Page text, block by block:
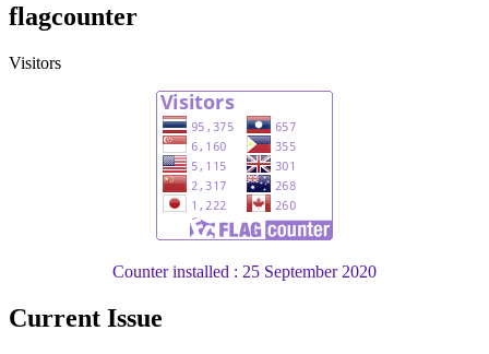
flagcounter
Visitors
Counter installed : 25 September 2020
Current Issue